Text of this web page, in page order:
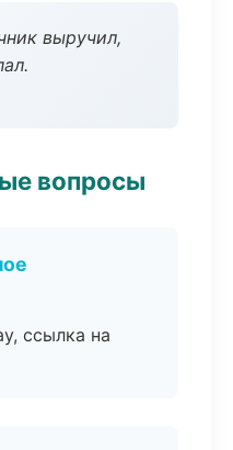
выручил,
вопросы
ссылка на